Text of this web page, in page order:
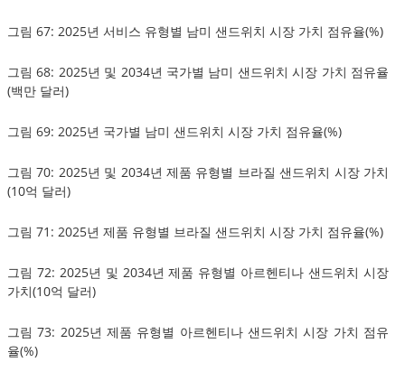
그림 67: 2025년 서비스 유형별 남미 샌드위치 시장 가치 점유율(%)
그림 68: 2025년 및 2034년 국가별 남미 샌드위치 시장 가치 점유율
(백만 달러)
그림 69: 2025년 국가별 남미 샌드위치 시장 가치 점유율(%)
그림 70: 2025년 및 2034년 제품 유형별 브라질 샌드위치 시장 가치
(10억 달러)
그림 71: 2025년 제품 유형별 브라질 샌드위치 시장 가치 점유율(%)
그림 72: 2025년 및 2034년 제품 유형별 아르헨티나 샌드위치 시장
가치(10억 달러)
그림 73: 2025년 제품 유형별 아르헨티나 샌드위치 시장 가치 점유
율(%)